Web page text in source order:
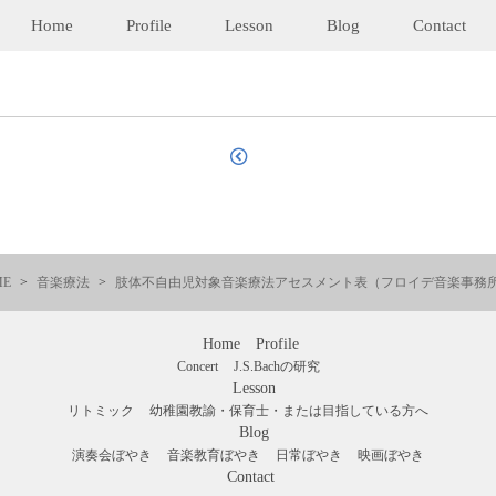
Home Profile Lesson Blog Contact
音楽療法 肢体不自由児対象音楽療法アセスメント表（フロイデ音楽事務
Home Profile
Concert J.S.Bachの研究
Lesson
リトミック 幼稚園教諭・保育士・または目指している方へ
Blog
演奏会ぼやき 音楽教育ぼやき 日常ぼやき 映画ぼやき
Contact